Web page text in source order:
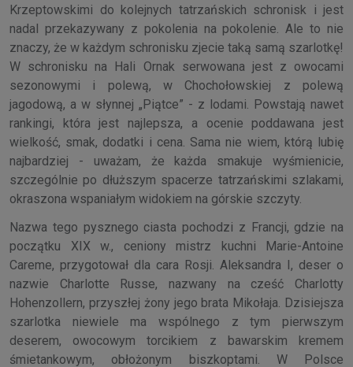
Krzeptowskimi do kolejnych tatrzańskich schronisk i jest
nadal przekazywany z pokolenia na pokolenie. Ale to nie
znaczy, że w każdym schronisku zjecie taką samą szarlotkę!
W schronisku na Hali Ornak serwowana jest z owocami
sezonowymi i polewą, w Chochołowskiej z polewą
jagodową, a w słynnej „Piątce” - z lodami. Powstają nawet
rankingi, która jest najlepsza, a ocenie poddawana jest
wielkość, smak, dodatki i cena. Sama nie wiem, którą lubię
najbardziej - uważam, że każda smakuje wyśmienicie,
szczególnie po dłuższym spacerze tatrzańskimi szlakami,
okraszona wspaniałym widokiem na górskie szczyty.
Nazwa tego pysznego ciasta pochodzi z Francji, gdzie na
początku XIX w., ceniony mistrz kuchni Marie-Antoine
Careme, przygotował dla cara Rosji. Aleksandra I, deser o
nazwie Charlotte Russe, nazwany na cześć Charlotty
Hohenzollern, przyszłej żony jego brata Mikołaja. Dzisiejsza
szarlotka niewiele ma wspólnego z tym pierwszym
deserem, owocowym torcikiem z bawarskim kremem
śmietankowym, obłożonym biszkoptami. W Polsce